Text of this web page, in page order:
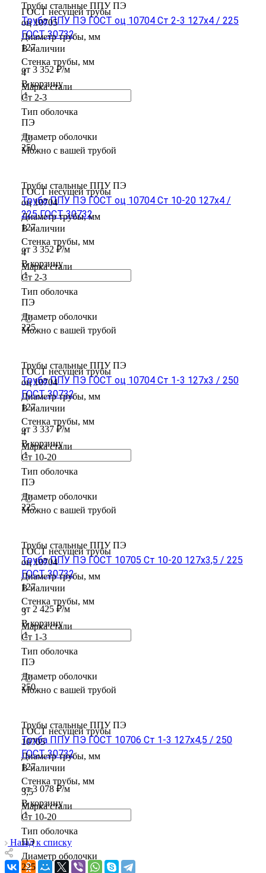
ГОСТ несущей трубы
оц 10705
Диаметр трубы, мм
127
Стенка трубы, мм
4
Марка стали
Ст 2-3
Тип оболочка
ПЭ
Диаметр оболочки
250
ГОСТ несущей трубы
оц 10704
Диаметр трубы, мм
127
Стенка трубы, мм
4
Марка стали
Ст 2-3
Тип оболочка
ПЭ
Диаметр оболочки
225
Трубы стальные ППУ ПЭ
Труба ППУ ПЭ ГОСТ оц 10704 Ст 2-3 127x4 / 225
ГОСТ 30732
В наличии
от 3 352 ₽/м
В корзину
ГОСТ несущей трубы
оц 10704
Диаметр трубы, мм
127
Стенка трубы, мм
4
Марка стали
Ст 10-20
Тип оболочка
ПЭ
Диаметр оболочки
225
Можно с вашей трубой
Трубы стальные ППУ ПЭ
Труба ППУ ПЭ ГОСТ оц 10704 Ст 10-20 127x4 /
225 ГОСТ 30732
В наличии
от 3 352 ₽/м
В корзину
ГОСТ несущей трубы
оц 10704
Диаметр трубы, мм
127
Стенка трубы, мм
3
Марка стали
Ст 1-3
Тип оболочка
ПЭ
Диаметр оболочки
250
Можно с вашей трубой
Трубы стальные ППУ ПЭ
Труба ППУ ПЭ ГОСТ оц 10704 Ст 1-3 127x3 / 250
ГОСТ 30732
В наличии
от 3 337 ₽/м
В корзину
ГОСТ несущей трубы
10705
Диаметр трубы, мм
127
Стенка трубы, мм
3,5
Марка стали
Ст 10-20
Тип оболочка
ПЭ
Диаметр оболочки
225
Можно с вашей трубой
Трубы стальные ППУ ПЭ
Труба ППУ ПЭ ГОСТ 10705 Ст 10-20 127x3,5 / 225
ГОСТ 30732
В наличии
от 2 425 ₽/м
В корзину
Можно с вашей трубой
Трубы стальные ППУ ПЭ
Труба ППУ ПЭ ГОСТ 10706 Ст 1-3 127x4,5 / 250
ГОСТ 30732
В наличии
от 3 078 ₽/м
В корзину
Назад к списку